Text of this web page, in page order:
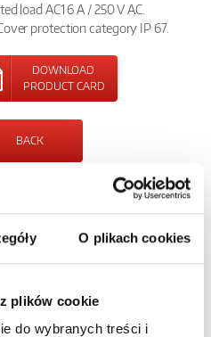
O plikach cookies
plików cookie
do wybranych treści i
load AC1 6 A / 250 V AC.
protection category IP 67.
DOWNLOAD
PRODUCT CARD
BACK
of the offer